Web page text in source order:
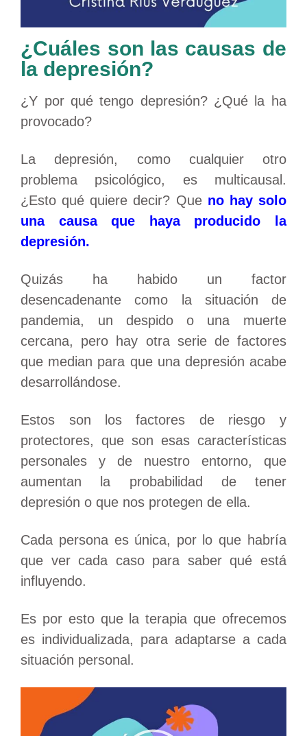
¿Cuáles son las causas de
la depresión?
¿Y por qué tengo depresión? ¿Qué la ha
provocado?
La depresión, como cualquier otro
problema psicológico, es multicausal.
¿Esto qué quiere decir? Que no hay solo
una causa que haya producido la
depresión.
Quizás ha habido un factor
desencadenante como la situación de
pandemia, un despido o una muerte
cercana, pero hay otra serie de factores
que median para que una depresión acabe
desarrollándose.
Estos son los factores de riesgo y
protectores, que son esas características
personales y de nuestro entorno, que
aumentan la probabilidad de tener
depresión o que nos protegen de ella.
Cada persona es única, por lo que habría
que ver cada caso para saber qué está
influyendo.
Es por esto que la terapia que ofrecemos
es individualizada, para adaptarse a cada
situación personal.